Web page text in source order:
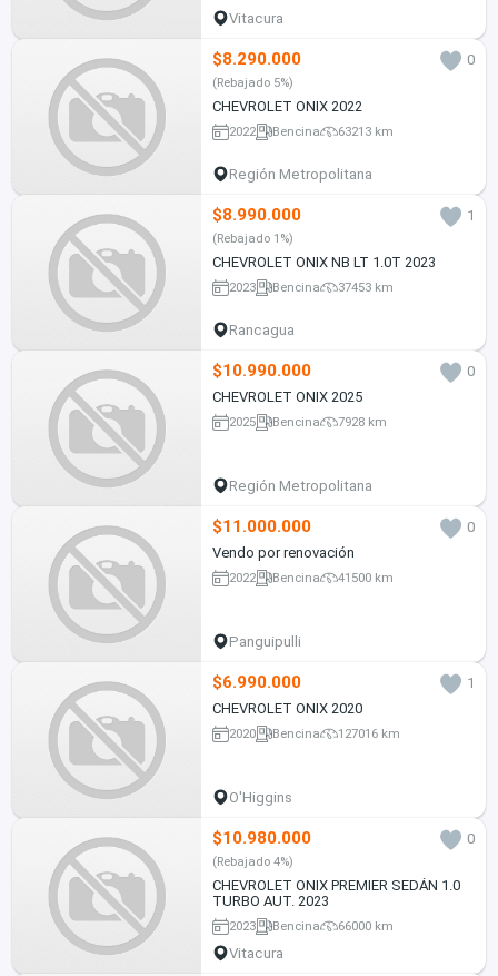
Vitacura
$8.290.000 0
(Rebajado 5%)
CHEVROLET ONIX 2022
2022 Bencina 63213 km
Región Metropolitana
$8.990.000 1
(Rebajado 1%)
CHEVROLET ONIX NB LT 1.0T 2023
2023 Bencina 37453 km
Rancagua
$10.990.000
0
CHEVROLET ONIX 2025
2025 Bencina 7928 km
Región Metropolitana
$11.000.000
0
Vendo por renovación
2022 Bencina 41500 km
Panguipulli
$6.990.000
1
CHEVROLET ONIX 2020
2020 Bencina 127016 km
O'Higgins
$10.980.000 0
(Rebajado 4%)
CHEVROLET ONIX PREMIER SEDÁN 1.0
TURBO AUT. 2023
2023 Bencina 66000 km
Vitacura